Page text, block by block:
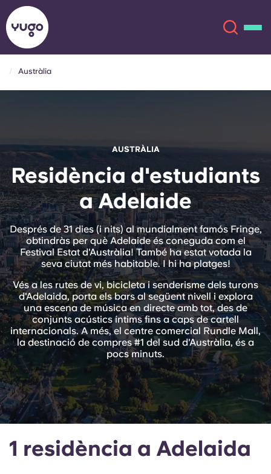
Compte Llengua
English (GB)
English (US)
Chinese
Español
Català
Deutsch
Selecciona un país
Selecciona una ciutat
Selecciona una residència
Inicia la sessió
Reserva ara
Català Deutsch
Italian French
Portuguese
Austràlia
AUSTRÀLIA
Residència d'estudiants
a Adelaide
Després de 31 dies (i nits) al mundialment famós Fringe,
obtindràs per què Adelaide és coneguda com el
Festival Estat d'Austràlia! També ha estat votada la
seva ciutat més habitable. I hi ha platges!
Vés a les rutes de vi, bicicleta i senderisme dels turons
d'Adelaida, porta els bars al següent nivell i explora
una escena de música en directe amb tot, des de
conjunts acústics íntims fins a caps de cartell
internacionals. A més, el centre comercial Rundle Mall,
la destinació de compres #1 del sud d'Austràlia, és a
pocs minuts.
1 residència a Adelaida